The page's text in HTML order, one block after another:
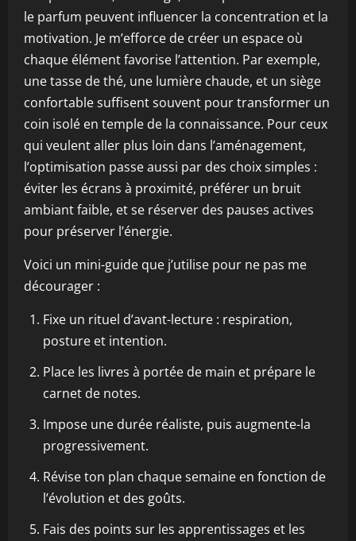
le parfum peuvent influencer la concentration et la
motivation. Je m’efforce de créer un espace où
chaque élément favorise l’attention. Par exemple,
une tasse de thé, une lumière chaude, et un siège
confortable suffisent souvent pour transformer un
coin isolé en temple de la connaissance. Pour ceux
qui veulent aller plus loin dans l’aménagement,
l’optimisation passe aussi par des choix simples :
éviter les écrans à proximité, préférer un bruit
ambiant faible, et se réserver des pauses actives
pour préserver l’énergie.
Voici un mini-guide que j’utilise pour ne pas me
décourager :
Fixe un rituel d’avant-lecture : respiration,
posture et intention.
Place les livres à portée de main et prépare le
carnet de notes.
Impose une durée réaliste, puis augmente-la
progressivement.
Révise ton plan chaque semaine en fonction de
l’évolution et des goûts.
Fais des points sur les apprentissages et les